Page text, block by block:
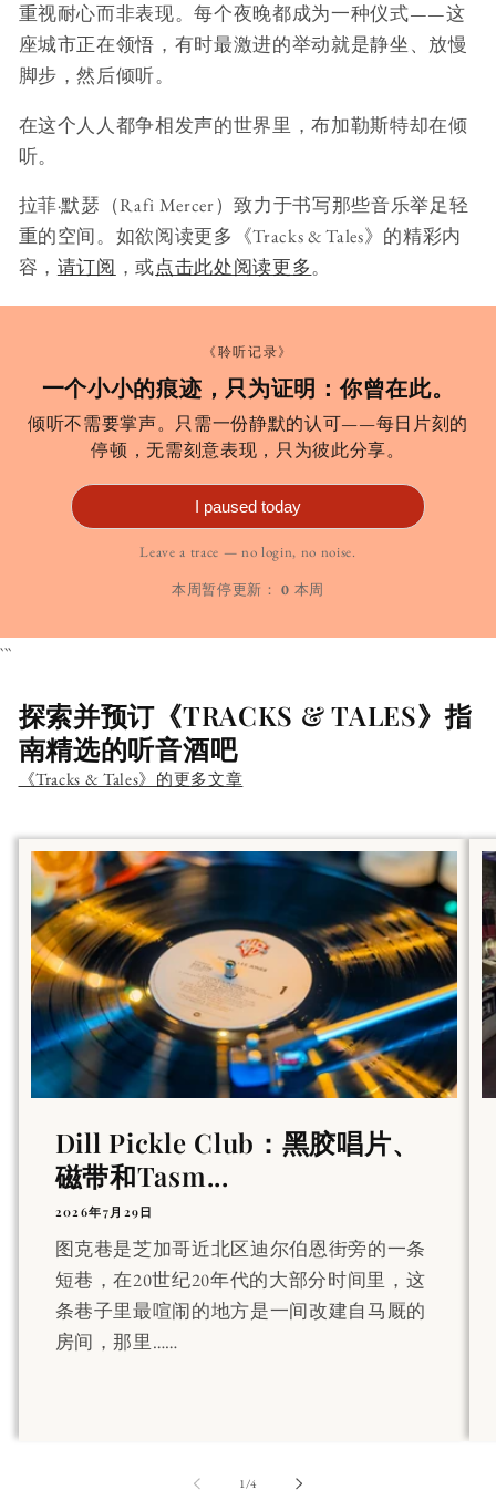
重视耐心而非表现。每个夜晚都成为一种仪式——这
座城市正在领悟，有时最激进的举动就是静坐、放慢
脚步，然后倾听。
在这个人人都争相发声的世界里，布加勒斯特却在倾
听。
拉菲·默瑟（Rafi Mercer）致力于书写那些音乐举足轻
重的空间。如欲阅读更多《Tracks & Tales》的精彩内
容， 请订阅 ，或点击此处阅读更多。
《聆听记录》
一个小小的痕迹，只为证明：你曾在此。
倾听不需要掌声。只需一份静默的认可——每日片刻的
停顿，无需刻意表现，只为彼此分享。
I paused today
Leave a trace — no login, no noise.
本周暂停更新： 0 本周
```
探索并预订《TRACKS & TALES》指
南精选的听音酒吧
《Tracks & Tales》的更多文章
Dill Pickle Club：黑胶唱片、
磁带和Tasm...
2026年7月29日
图克巷是芝加哥近北区迪尔伯恩街旁的一条
短巷，在20世纪20年代的大部分时间里，这
条巷子里最喧闹的地方是一间改建自马厩的
房间，那里……
1/第
4